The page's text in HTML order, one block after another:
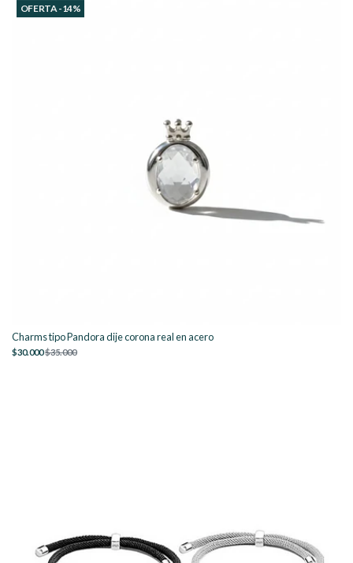
OFERTA -14%
Charms tipo Pandora dije corona real en acero
$30.000$35.000